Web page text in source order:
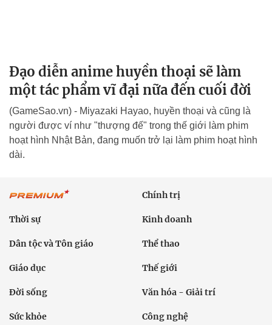
Đạo diễn anime huyền thoại sẽ làm
một tác phẩm vĩ đại nữa đến cuối đời
(GameSao.vn) - Miyazaki Hayao, huyền thoại và cũng là
người được ví như "thượng đế" trong thế giới làm phim
hoạt hình Nhật Bản, đang muốn trở lại làm phim hoạt hình
dài.
Chính trị
Thời sự Kinh doanh
Dân tộc và Tôn giáo Thể thao
Giáo dục Thế giới
Đời sống Văn hóa - Giải trí
Sức khỏe Công nghệ